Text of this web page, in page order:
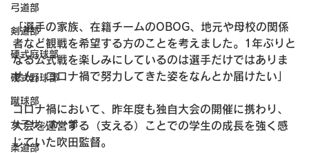
弓道部
剣道部
硬式庭球部
硬式野球部
蹴球部
女子サッカー部
柔道部
「選手の家族、在籍チームのOBOG、地元や母校の関係
者など観戦を希望する方のことを考えました。1年ぶりと
なる公式戦を楽しみにしているのは選手だけではありま
せん。コロナ禍で努力してきた姿をなんとか届けたい」
コロナ禍において、昨年度も独自大会の開催に携わり、
大会を運営する（支える）ことでの学生の成長を強く感
じていた吹田監督。